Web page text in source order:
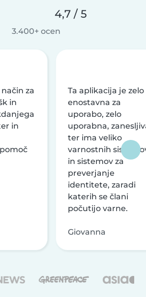
4,7 / 5
3.400+ ocen
za
in
in
Ta aplikacija je zelo
enostavna za
uporabo, zelo
uporabna,
ter ima veliko
varnostnih
in sistemov za
preverjanje
identitete, zaradi
katerih se člani
počutijo varne.
Giovanna